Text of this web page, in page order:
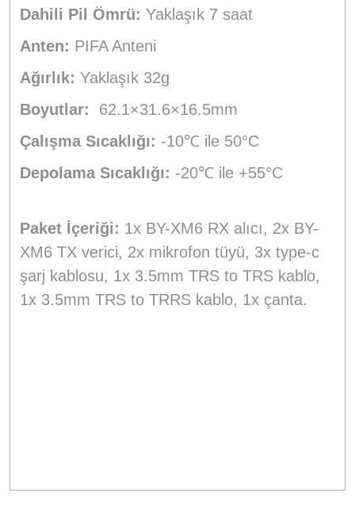
Dahili Pil Ömrü: Yaklaşık 7 saat
Anten: PIFA Anteni
Ağırlık: Yaklaşık 32g
Boyutlar: 62.1×31.6×16.5mm
Çalışma Sıcaklığı: -10℃ ile 50°C
Depolama Sıcaklığı: -20℃ ile +55°C
Paket İçeriği: 1x BY-XM6 RX alıcı, 2x BY-
XM6 TX verici, 2x mikrofon tüyü, 3x type-c
şarj kablosu, 1x 3.5mm TRS to TRS kablo,
1x 3.5mm TRS to TRRS kablo, 1x çanta.